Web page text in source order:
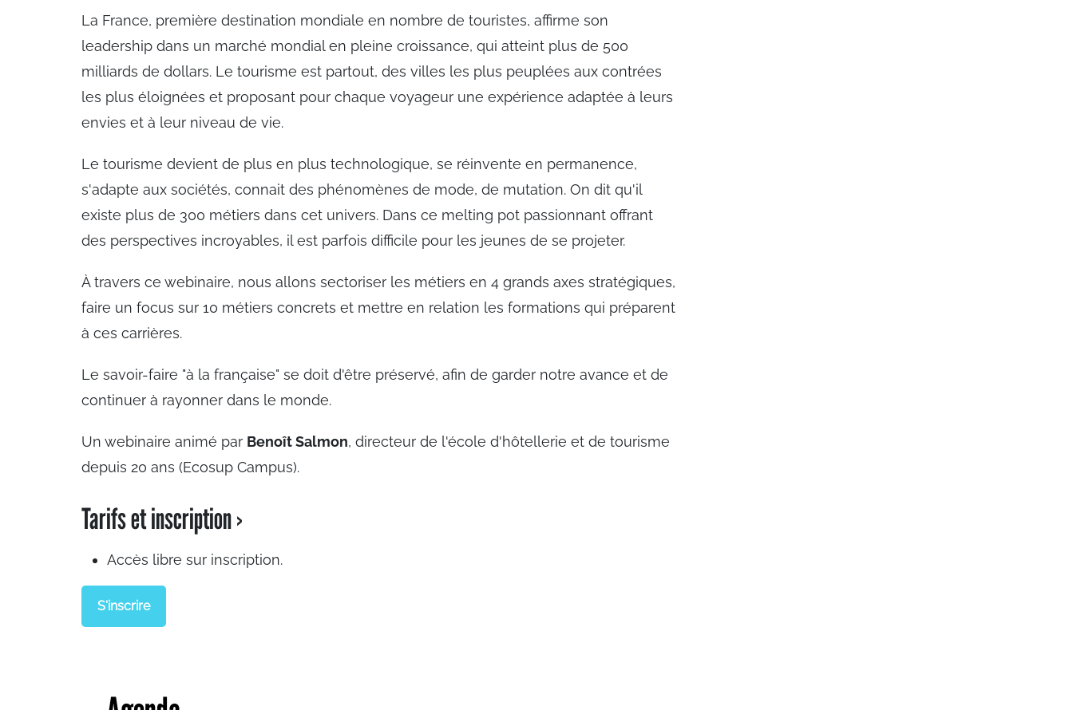
La France, première destination mondiale en nombre de touristes, affirme son
leadership dans un marché mondial en pleine croissance, qui atteint plus de 500
milliards de dollars. Le tourisme est partout, des villes les plus peuplées aux contrées
les plus éloignées et proposant pour chaque voyageur une expérience adaptée à leurs
envies et à leur niveau de vie.
Le tourisme devient de plus en plus technologique, se réinvente en permanence,
s'adapte aux sociétés, connait des phénomènes de mode, de mutation. On dit qu'il
existe plus de 300 métiers dans cet univers. Dans ce melting pot passionnant offrant
des perspectives incroyables, il est parfois difficile pour les jeunes de se projeter.
À travers ce webinaire, nous allons sectoriser les métiers en 4 grands axes stratégiques,
faire un focus sur 10 métiers concrets et mettre en relation les formations qui préparent
à ces carrières.
Le savoir-faire "à la française" se doit d'être préservé, afin de garder notre avance et de
continuer à rayonner dans le monde.
Un webinaire animé par Benoît Salmon, directeur de l'école d'hôtellerie et de tourisme
depuis 20 ans (Ecosup Campus).
Tarifs et inscription ›
Accès libre sur inscription.
S'inscrire